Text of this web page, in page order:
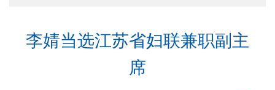
李婧当选江苏省妇联兼职副主
席